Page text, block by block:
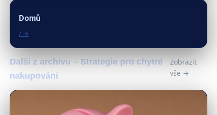
Domů
/ →
Další z archivu – Strategie pro chytré
nakupování
Zobrazit
vše →